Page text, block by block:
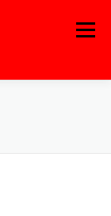
Menü